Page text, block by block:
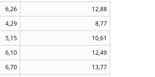
6,26
12,88
4,29
8,77
5,15
10,61
6,10
12,49
6,70
13,77